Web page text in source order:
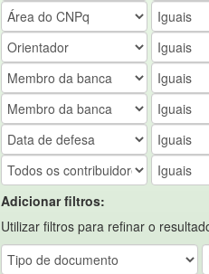
Adicionar filtros:
Utilizar filtros para refinar o